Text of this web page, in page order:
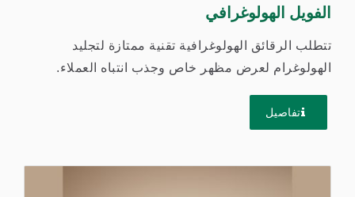
الفويل الهولوغرافي
تتطلب الرقائق الهولوغرافية تقنية ممتازة لتجليد
الهولوغرام لعرض مظهر خاص وجذب انتباه العملاء.
تفاصيل